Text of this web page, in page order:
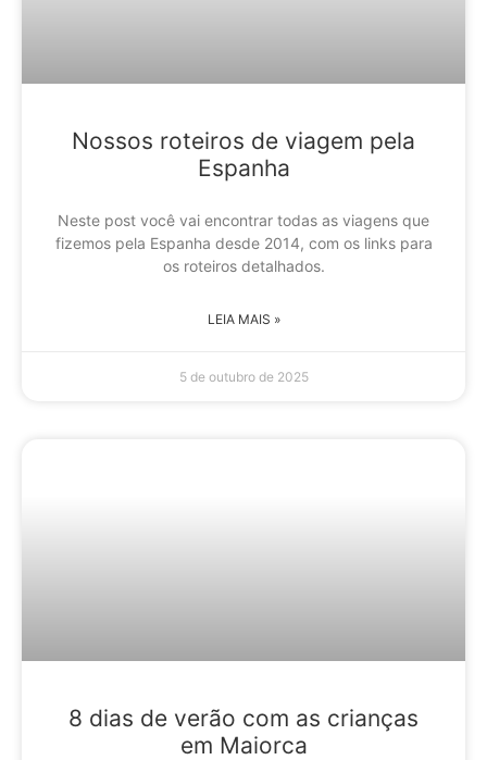
Nossos roteiros de viagem pela
Espanha
Neste post você vai encontrar todas as viagens que
fizemos pela Espanha desde 2014, com os links para
os roteiros detalhados.
LEIA MAIS »
5 de outubro de 2025
8 dias de verão com as crianças
em Maiorca